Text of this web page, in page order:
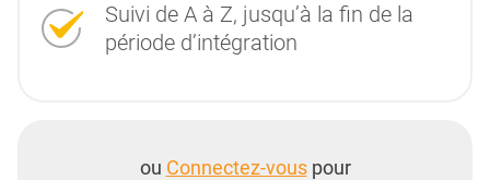
Suivi de A à Z, jusqu’à la fin de la
période d’intégration
ou Connectez-vouspour